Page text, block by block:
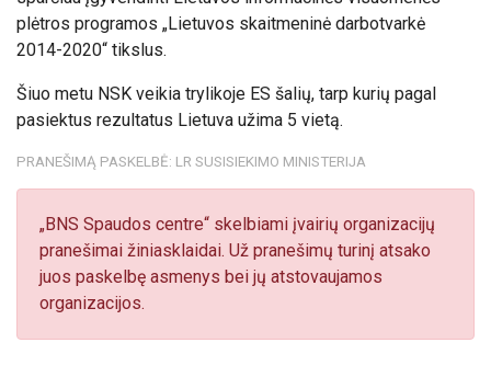
plėtros programos „Lietuvos skaitmeninė darbotvarkė
2014-2020“ tikslus.
Šiuo metu NSK veikia trylikoje ES šalių, tarp kurių pagal
pasiektus rezultatus Lietuva užima 5 vietą.
PRANEŠIMĄ PASKELBĖ: LR SUSISIEKIMO MINISTERIJA
„BNS Spaudos centre“ skelbiami įvairių organizacijų
pranešimai žiniasklaidai. Už pranešimų turinį atsako
juos paskelbę asmenys bei jų atstovaujamos
organizacijos.